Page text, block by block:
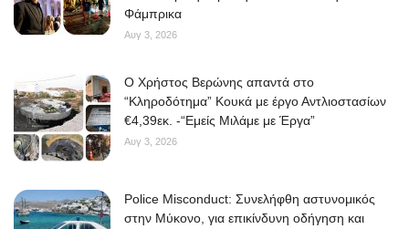
Φάμπρικα
Αυγ 3, 2026
O Χρήστος Βερώνης απαντά στο
“Κληροδότημα” Κουκά με έργο Αντλιοστασίων
€4,39εκ. -“Εμείς Μιλάμε με Έργα”
Αυγ 3, 2026
Police Misconduct: Συνελήφθη αστυνομικός
στην Μύκονο, για επικίνδυνη οδήγηση και